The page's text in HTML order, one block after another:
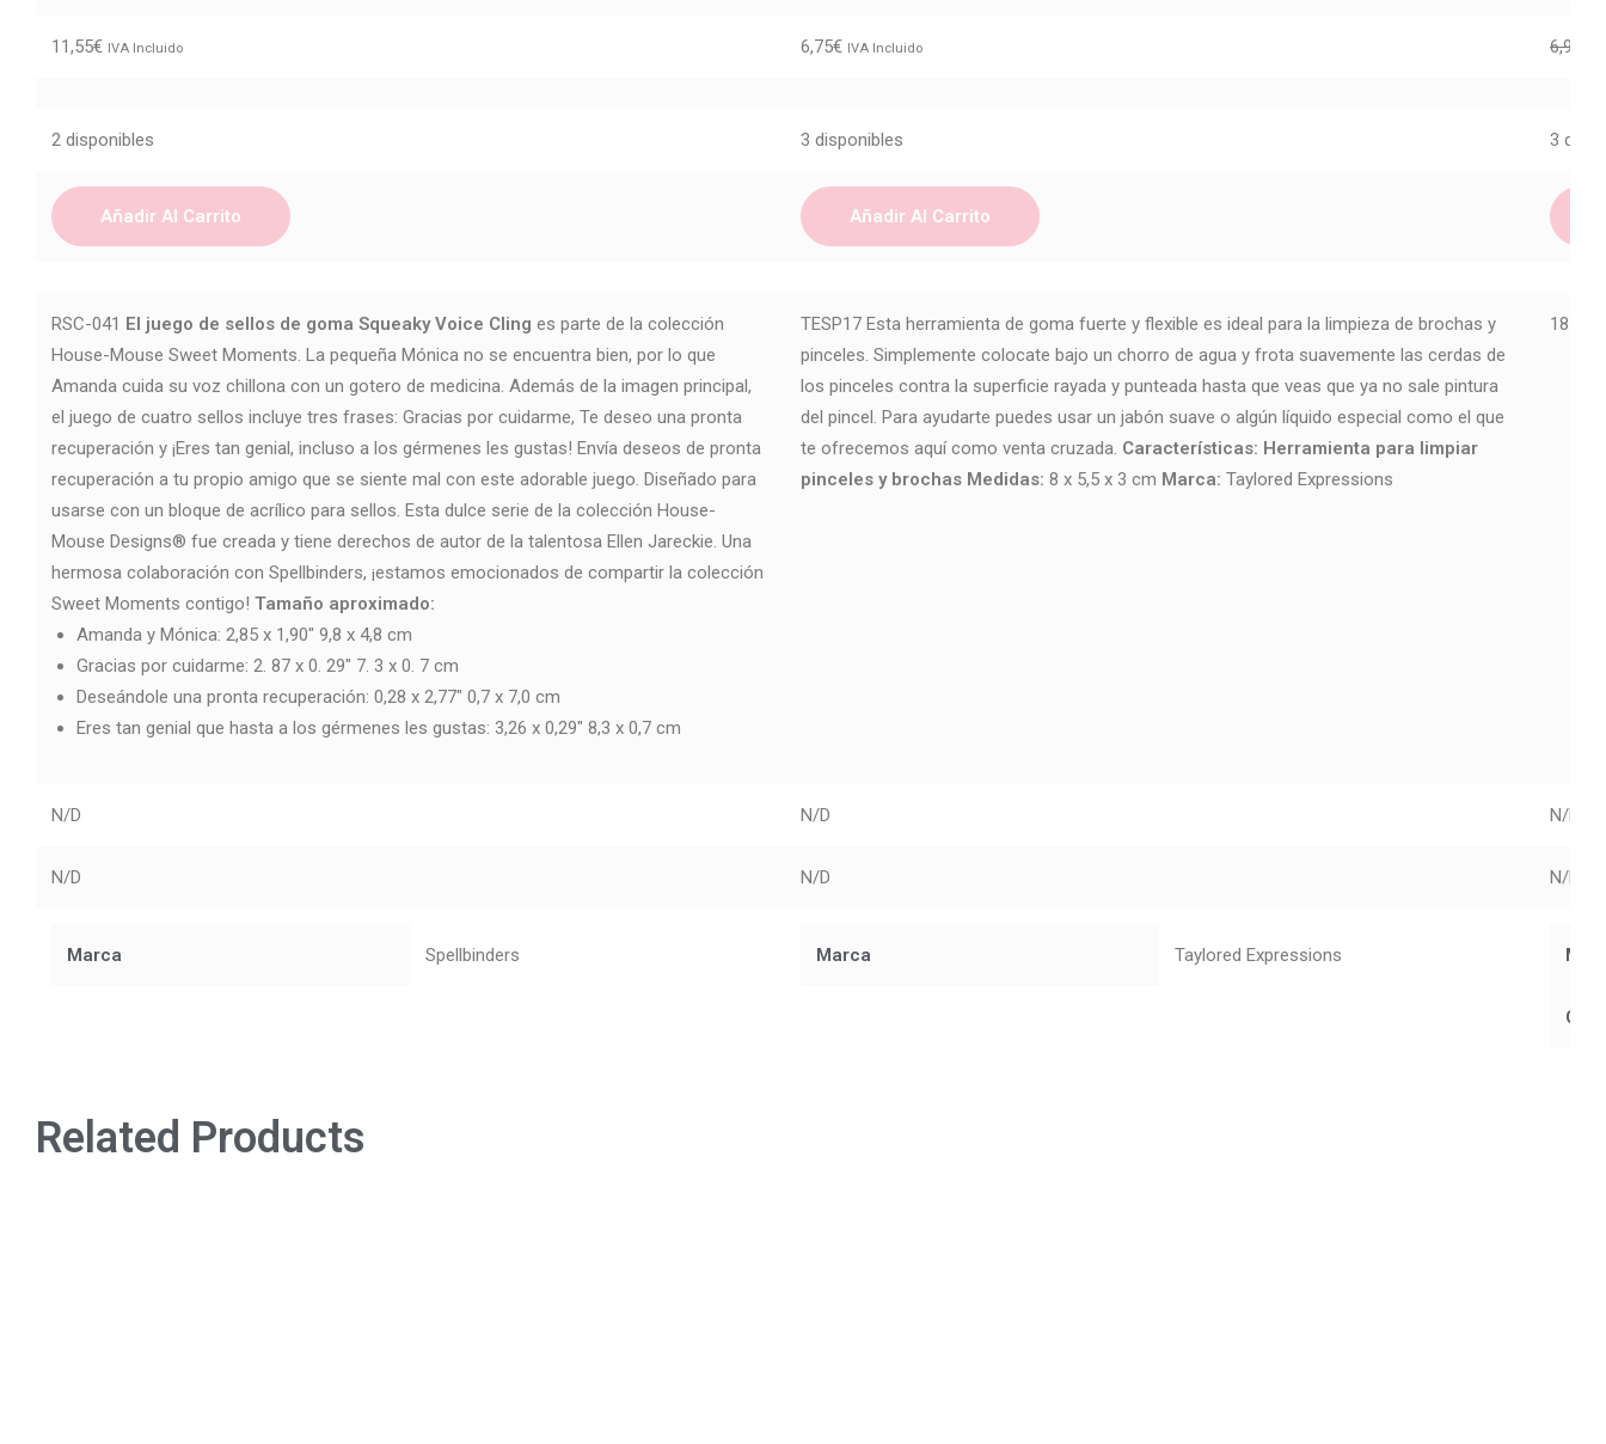
11,55€ IVA Incluido 6,75€ IVA Incluido 6,99
2 disponibles 3 disponibles 3
Añadir Al Carrito Añadir Al Carrito
RSC-041 El juego de sellos de goma Squeaky Voice Cling es parte de la colección
House-Mouse Sweet Moments. La pequeña Mónica no se encuentra bien, por lo que
Amanda cuida su voz chillona con un gotero de medicina. Además de la imagen principal,
el juego de cuatro sellos incluye tres frases: Gracias por cuidarme, Te deseo una pronta
recuperación y ¡Eres tan genial, incluso a los gérmenes les gustas! Envía deseos de pronta
recuperación a tu propio amigo que se siente mal con este adorable juego. Diseñado para
usarse con un bloque de acrílico para sellos. Esta dulce serie de la colección House-
Mouse Designs® fue creada y tiene derechos de autor de la talentosa Ellen Jareckie. Una
hermosa colaboración con Spellbinders, ¡estamos emocionados de compartir la colección
Sweet Moments contigo!Tamaño aproximado:
Amanda y Mónica: 2,85 x 1,90" 9,8 x 4,8 cm
Gracias por cuidarme: 2. 87 x 0. 29" 7. 3 x 0. 7 cm
Deseándole una pronta recuperación: 0,28 x 2,77" 0,7 x 7,0 cm
Eres tan genial que hasta a los gérmenes les gustas: 3,26 x 0,29" 8,3 x 0,7 cm
TESP17 Esta herramienta de goma fuerte y flexible es ideal para la limpieza de brochas y
pinceles. Simplemente colocate bajo un chorro de agua y frota suavemente las cerdas de
los pinceles contra la superficie rayada y punteada hasta que veas que ya no sale pintura
del pincel. Para ayudarte puedes usar un jabón suave o algún líquido especial como el que
te ofrecemos aquí como venta cruzada. Características: Herramienta para limpiar
pinceles y brochas Medidas: 8 x 5,5 x 3 cm Marca: Taylored Expressions
N/D N/D N/D
N/D N/D N/D
Marca Spellbinders Marca Taylored Expressions
Related Products